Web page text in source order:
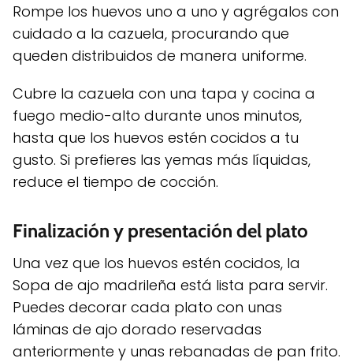
Rompe los huevos uno a uno y agrégalos con
cuidado a la cazuela, procurando que
queden distribuidos de manera uniforme.
Cubre la cazuela con una tapa y cocina a
fuego medio-alto durante unos minutos,
hasta que los huevos estén cocidos a tu
gusto. Si prefieres las yemas más líquidas,
reduce el tiempo de cocción.
Finalización y presentación del plato
Una vez que los huevos estén cocidos, la
Sopa de ajo madrileña está lista para servir.
Puedes decorar cada plato con unas
láminas de ajo dorado reservadas
anteriormente y unas rebanadas de pan frito.